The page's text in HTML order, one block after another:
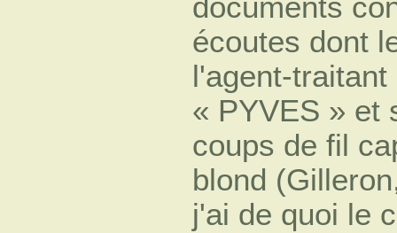
documents
écoutes dont
l'agent-
« PYVES » et
coups de fil
blond
j'ai de quoi le